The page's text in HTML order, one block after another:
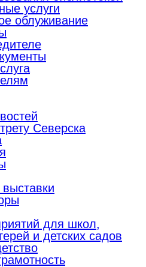
услуги
облуживание
Северска
для школ,
и детских садов